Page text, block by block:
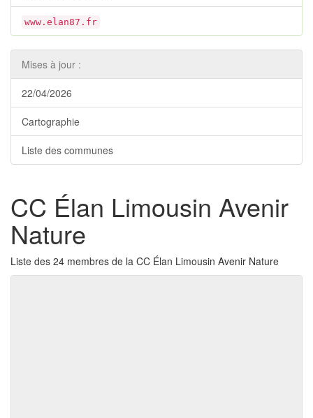
www.elan87.fr
Mises à jour :
22/04/2026
Cartographie
Liste des communes
CC Élan Limousin Avenir
Nature
Liste des 24 membres de la CC Élan Limousin Avenir Nature